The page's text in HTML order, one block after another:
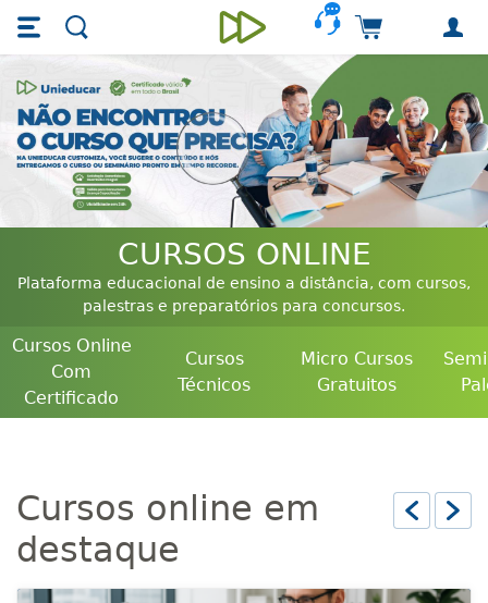
Skip main navigation
Skip to main content
Unieducar -
Carrinho de
CURSOS ONLINE
Plataforma educacional de ensino a distância, com cursos,
palestras e preparatórios para concursos.
Cursos Online
Com
Certificado
Cursos
Técnicos
Micro Cursos
Gratuitos
Cursos online em
destaque
Anterior